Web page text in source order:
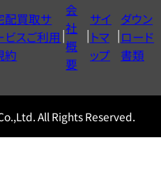
配買取サ
ビスご利用
約
会
社
概
要
サイ
トマ
ップ
ダウン
ロード
書類
All Rights Reserved.